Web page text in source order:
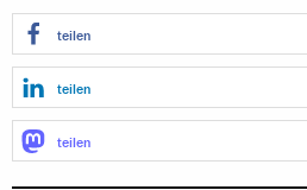
teilen
teilen
teilen